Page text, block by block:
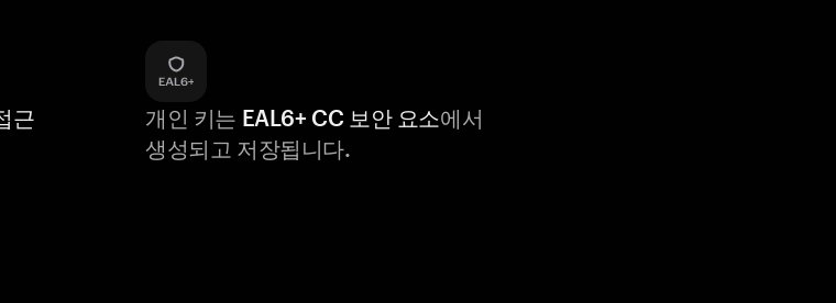
근
개인 키는 EAL6+ CC 보안 요소에서
생성되고 저장됩니다.